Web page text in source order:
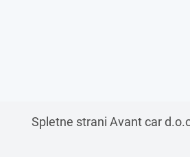
Spletne strani Avant car